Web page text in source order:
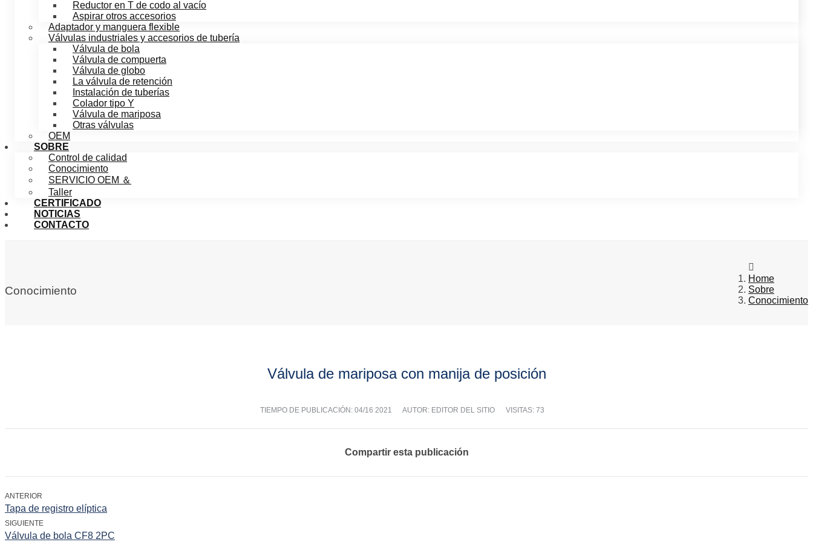
Reductor en T de codo al vacío
Aspirar otros accesorios
Adaptador y manguera flexible
Válvulas industriales y accesorios de tubería
Válvula de bola
Válvula de compuerta
Válvula de globo
La válvula de retención
Instalación de tuberías
Colador tipo Y
Válvula de mariposa
Otras válvulas
OEM
SOBRE
Control de calidad
Conocimiento
SERVICIO OEM ＆
Taller
CERTIFICADO
NOTICIAS
CONTACTO
Conocimiento
Home
Sobre
Conocimiento
Válvula de mariposa con manija de posición
TIEMPO DE PUBLICACIÓN: 04/16 2021 AUTOR: EDITOR DEL SITIO VISITAS: 73
Compartir esta publicación
ANTERIOR
Tapa de registro elíptica
SIGUIENTE
Válvula de bola CF8 2PC